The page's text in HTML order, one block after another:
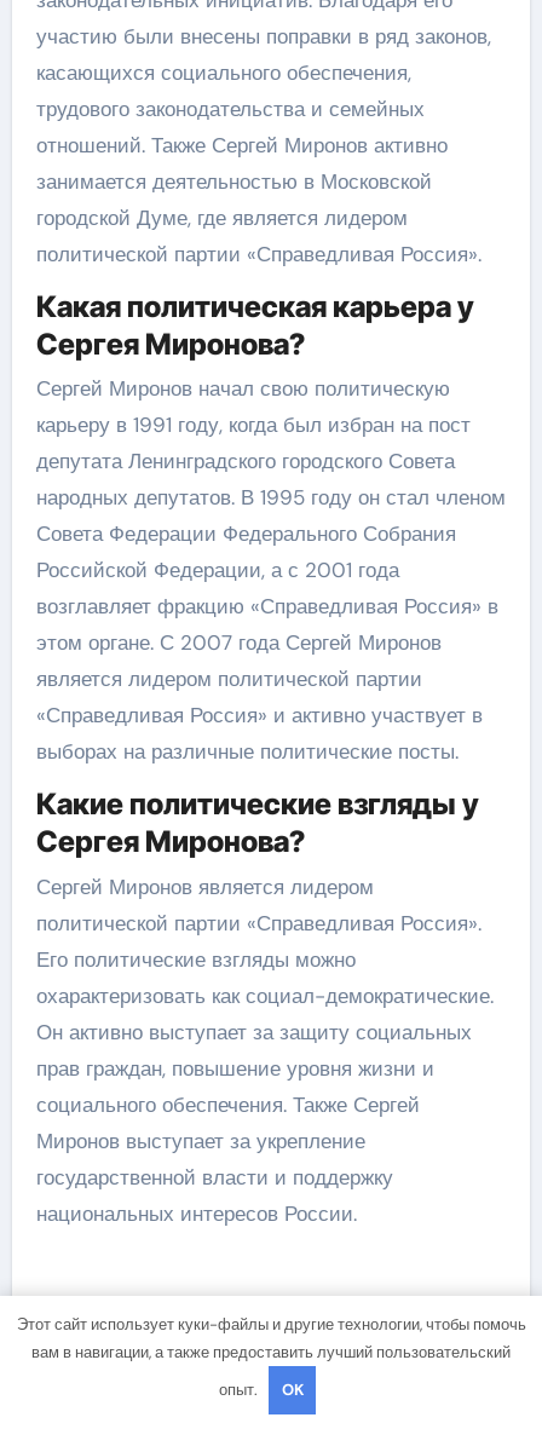
участию были внесены поправки в ряд законов,
касающихся социального обеспечения,
трудового законодательства и семейных
отношений. Также Сергей Миронов активно
занимается деятельностью в Московской
городской Думе, где является лидером
политической партии «Справедливая Россия».
Какая политическая карьера у
Сергея Миронова?
Сергей Миронов начал свою политическую
карьеру в 1991 году, когда был избран на пост
депутата Ленинградского городского Совета
народных депутатов. В 1995 году он стал членом
Совета Федерации Федерального Собрания
Российской Федерации, а с 2001 года
возглавляет фракцию «Справедливая Россия» в
этом органе. С 2007 года Сергей Миронов
является лидером политической партии
«Справедливая Россия» и активно участвует в
выборах на различные политические посты.
Какие политические взгляды у
Сергея Миронова?
Сергей Миронов является лидером
политической партии «Справедливая Россия».
Его политические взгляды можно
охарактеризовать как социал-демократические.
Он активно выступает за защиту социальных
прав граждан, повышение уровня жизни и
социального обеспечения. Также Сергей
Миронов выступает за укрепление
государственной власти и поддержку
национальных интересов России.
Этот сайт использует куки-файлы и другие технологии, чтобы помочь
вам в навигации, а также предоставить лучший пользовательский
опыт.
OK